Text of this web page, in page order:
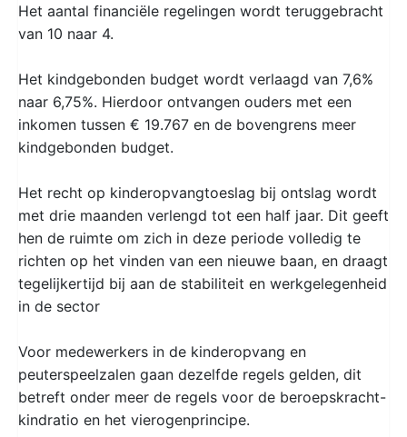
Het aantal financiële regelingen wordt teruggebracht
van 10 naar 4.
Het kindgebonden budget wordt verlaagd van 7,6%
naar 6,75%. Hierdoor ontvangen ouders met een
inkomen tussen € 19.767 en de bovengrens meer
kindgebonden budget.
Het recht op kinderopvangtoeslag bij ontslag wordt
met drie maanden verlengd tot een half jaar. Dit geeft
hen de ruimte om zich in deze periode volledig te
richten op het vinden van een nieuwe baan, en draagt
tegelijkertijd bij aan de stabiliteit en werkgelegenheid
in de sector
Voor medewerkers in de kinderopvang en
peuterspeelzalen gaan dezelfde regels gelden, dit
betreft onder meer de regels voor de beroepskracht-
kindratio en het vierogenprincipe.